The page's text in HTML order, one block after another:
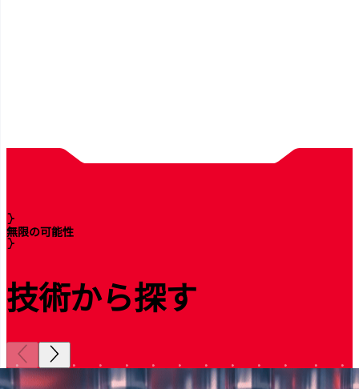
無限の可能性
技術から探す